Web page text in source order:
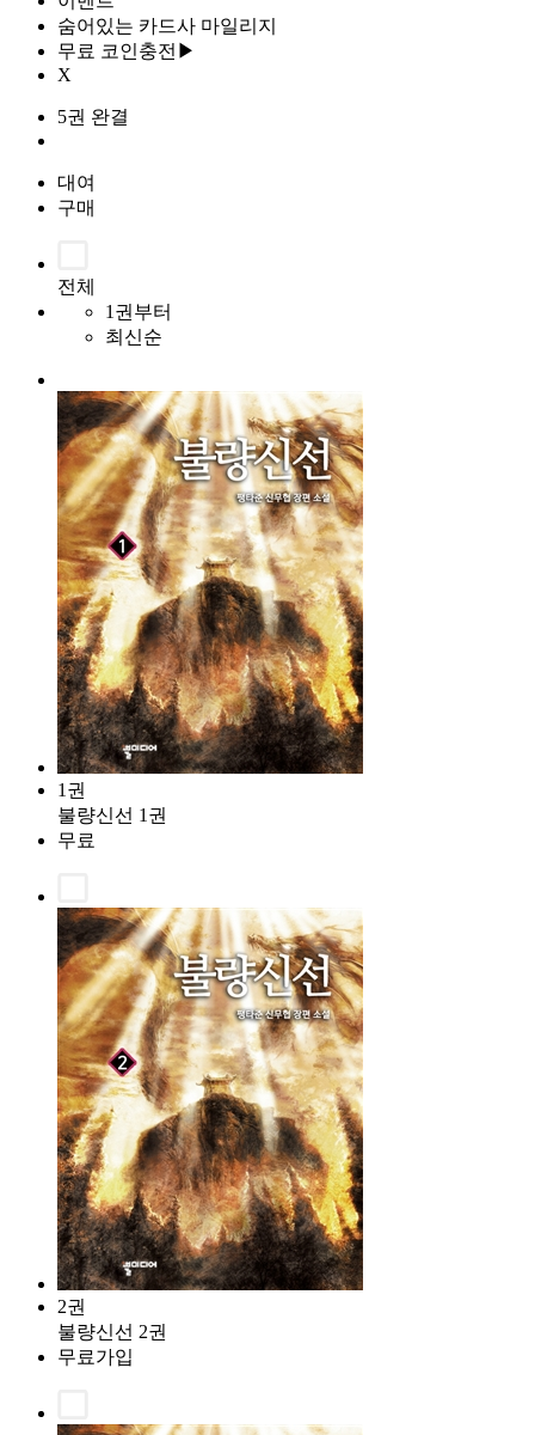
숨어있는 카드사 마일리지
무료 코인충전▶
X
5권 완결
대여
구매
전체
1권부터
최신순
1권
불량신선 1권
무료
2권
불량신선 2권
무료가입